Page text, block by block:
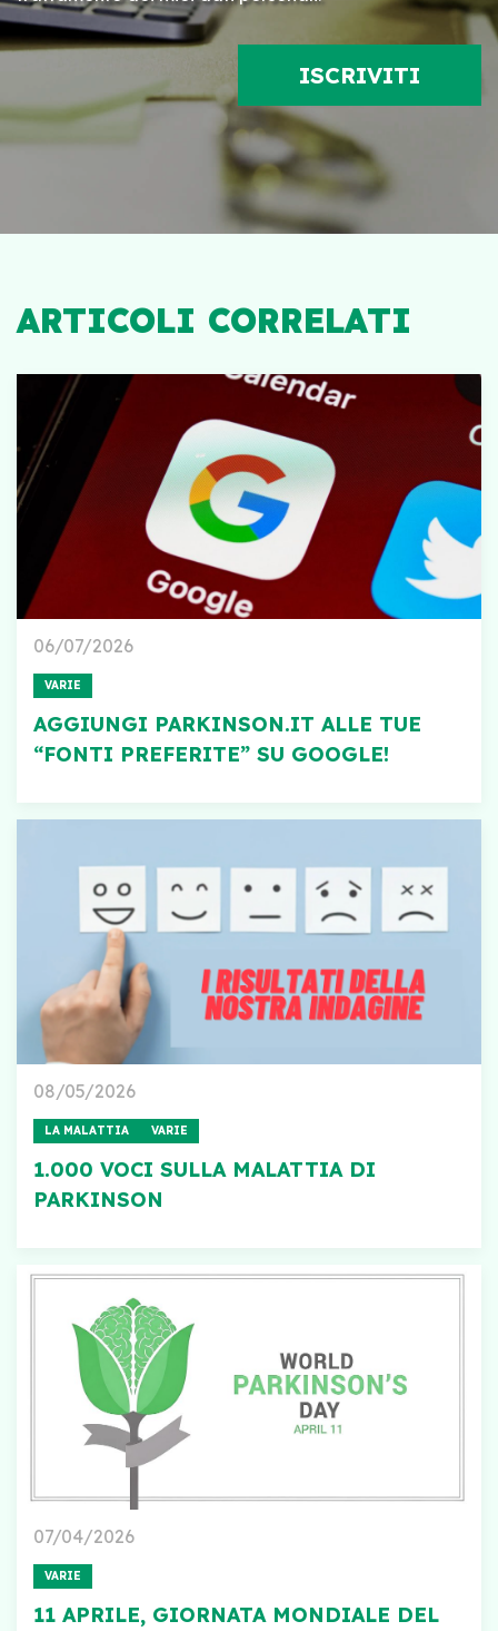
ARTICOLI CORRELATI
06/07/2026
VARIE
AGGIUNGI PARKINSON.IT ALLE TUE
“FONTI PREFERITE” SU GOOGLE!
08/05/2026
LA MALATTIA VARIE
1.000 VOCI SULLA MALATTIA DI
PARKINSON
07/04/2026
VARIE
11 APRILE, GIORNATA MONDIALE DEL